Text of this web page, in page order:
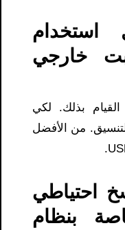
خارجي
بذلك. لكي
من الأفضل
احتياطي
بنظام